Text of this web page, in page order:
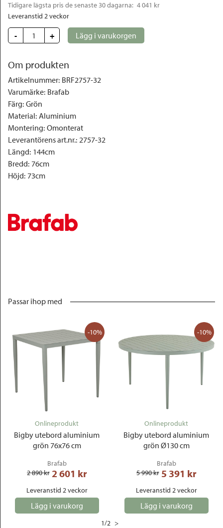
Tidigare lägsta pris de senaste 30 dagarna: 4 041 kr
Leveranstid 2 veckor
- + Lägg i varukorgen
Om produkten
Artikelnummer: BRF2757-32
Varumärke: Brafab
Färg: Grön
Material: Aluminium
Montering: Omonterat
Leverantörens art.nr.: 2757-32
Längd: 144cm
Bredd: 76cm
Höjd: 73cm
Passar ihop med
-10%
Bigby utebord aluminium
grön 76x76 cm
Onlineprodukt
Brafab
2 890 kr 2 601 kr
Leveranstid 2 veckor
Lägg i varukorg
-10%
Bigby utebord aluminium
grön Ø130 cm
Onlineprodukt
Brafab
5 990 kr 5 391 kr
Leveranstid 2 veckor
Lägg i varukorg
1/2 >